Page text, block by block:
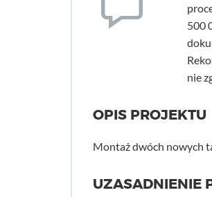
500
nie
OPIS PROJEKTU
Montaż dwóch nowych
UZASADNIENIE